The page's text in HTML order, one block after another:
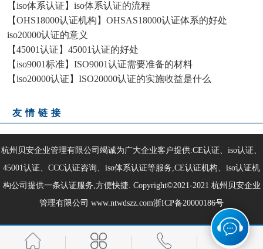
【iso体系认证】iso体系认证的流程
【OHS18000认证机构】OHSAS18000认证体系的好处
iso20000认证的意义
【45001认证】45001认证的好处
【iso9001标准】ISO9001认证需要准备的材料
【iso20000认证】ISO20000认证的实施收益是什么
友情链接
杭州贝安企业管理有限公司竭诚为广大企业客户提供:CE认证、iso认证、
45001认证、CCC认证咨询、iso体系认证等服务,CE认证机构、iso认证机
构公司提供一条认证服务,方便快捷. Copyright©2021-2021 杭州贝安企业
管理有限公司 www.ntwdszz.com浙ICP备20000186号